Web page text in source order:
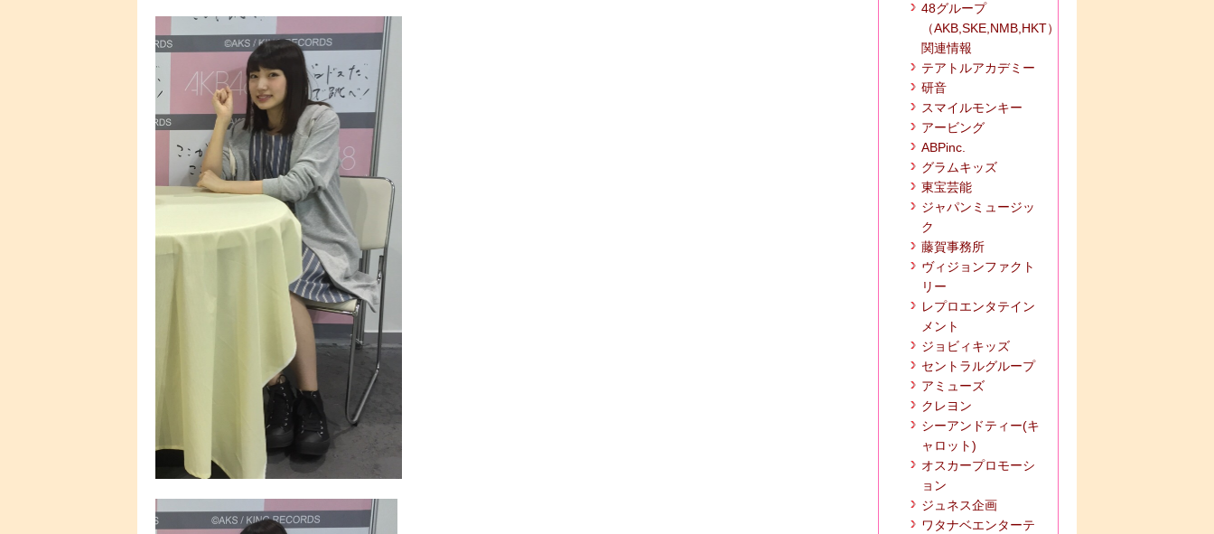
48グループ
（AKB,SKE,NMB,HKT）
関連情報
テアトルアカデミー
研音
スマイルモンキー
アービング
ABPinc.
グラムキッズ
東宝芸能
ジャパンミュージッ
ク
藤賀事務所
ヴィジョンファクト
リー
レプロエンタテイン
メント
ジョビィキッズ
セントラルグループ
アミューズ
クレヨン
シーアンドティー(キ
ャロット)
オスカープロモーシ
ョン
ジュネス企画
ワタナベエンターテ